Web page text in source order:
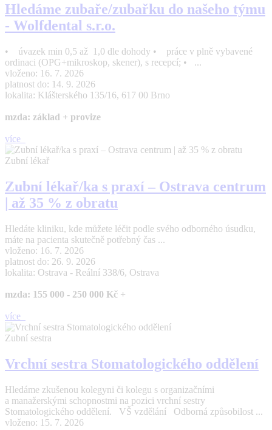
Hledáme zubaře/zubařku do našeho týmu
- Wolfdental s.r.o.
• úvazek min 0,5 až 1,0 dle dohody • práce v plně vybavené
ordinaci (OPG+mikroskop, skener), s recepcí; • ...
vloženo: 16. 7. 2026
platnost do: 14. 9. 2026
lokalita: Klášterského 135/16, 617 00 Brno
mzda: základ + provize
více
Zubní lékař
Zubní lékař/ka s praxí – Ostrava centrum
| až 35 % z obratu
Hledáte kliniku, kde můžete léčit podle svého odborného úsudku,
máte na pacienta skutečně potřebný čas ...
vloženo: 16. 7. 2026
platnost do: 26. 9. 2026
lokalita: Ostrava - Reální 338/6, Ostrava
mzda: 155 000 - 250 000 Kč +
více
Zubní sestra
Vrchní sestra Stomatologického oddělení
Hledáme zkušenou kolegyni či kolegu s organizačními
a manažerskými schopnostmi na pozici vrchní sestry
Stomatologického oddělení. VŠ vzdělání Odborná způsobilost ...
vloženo: 15. 7. 2026